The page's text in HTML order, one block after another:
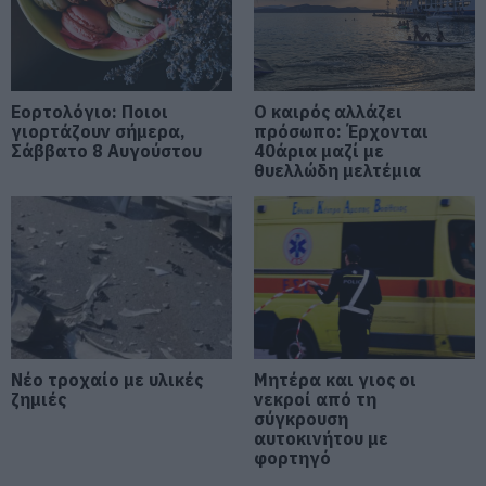
Σε πελάγη ευτυχίας
αντιδήμαρχος στην Εύβοια! Έγινε
για τρίτη φορά παππούς!
08.08.2026 | 17:40
Ευρυδίκη Βαλαβάνη: Οι
οικογενειακές διακοπές στην
08.08.2026 | 17:20
«Κόκκινος» συναγερμός στην
Εύβοια: Red Code αύριο Κυριακή –
Αυξημένη ετοιμότητα παντού
08.08.2026 | 17:00
Ρόδος: Έγραψαν 80χρονη για
κράνος!
Εορτολόγιο: Ποιοι
γιορτάζουν σήμερα,
Σάββατο 8 Αυγούστου
Ο καιρός αλλάζει
πρόσωπο: Έρχονται
40άρια μαζί με
θυελλώδη μελτέμια
Νέο τροχαίο με υλικές
ζημιές
Μητέρα και γιος οι
νεκροί από τη
σύγκρουση
αυτοκινήτου με
φορτηγό